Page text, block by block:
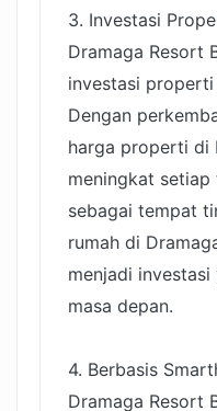
3. Investasi
Dramaga Resort
investasi
Dengan
harga properti di
meningkat setiap
sebagai tempat
rumah di
menjadi
masa depan.
4. Berbasis
Dramaga Resort